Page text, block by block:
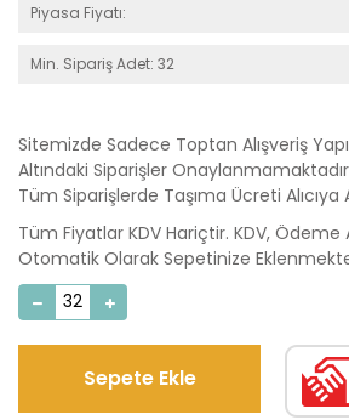
Piyasa Fiyatı:
Min. Sipariş Adet: 32
Sitemizde Sadece Toptan Alışveriş
Altındaki Siparişler
Tüm Siparişlerde Taşıma Ücreti Alıcıya
Tüm Fiyatlar KDV Hariçtir. KDV, Ödeme
Otomatik Olarak Sepetinize
Sepete Ekle